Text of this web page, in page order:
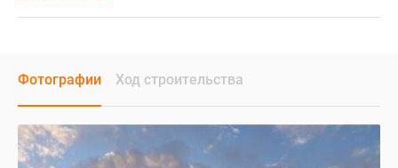
Фотографии Ход строительства